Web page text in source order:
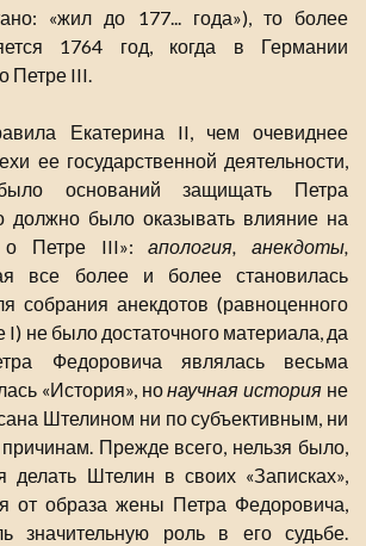
«жил до 177... года»), то более
1764 год, когда в Германии
Петре III.
Екатерина II, чем очевиднее
ее государственной деятельности,
оснований защищать Петра
должно было оказывать влияние на
о Петре III»:апология, анекдоты,
все более и более становилась
собрания анекдотов (равноценного
I) не было достаточного материала, да
Федоровича являлась весьма
«История», нонаучная история не
Штелином ни по субъективным, ни
Прежде всего, нельзя было,
делать Штелин в своих «Записках»,
от образа жены Петра Федоровича,
значительную роль в его судьбе.